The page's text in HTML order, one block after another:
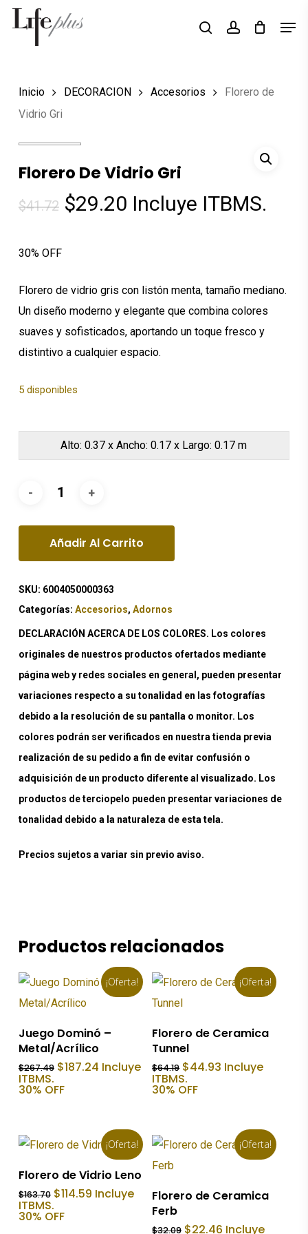
Skip
Búsqueda
productos
searchaccount
Inicio DECORACION Accesorios
Florero de
Vidrio Gri
Florero De Vidrio Gri
$41.72 El
$41.72.
$29.20El
$29.20.
Incluye ITBMS.
30% OFF
Florero de vidrio gris con listón menta, tamaño mediano.
Un diseño moderno y elegante que combina colores
suaves y sofisticados, aportando un toque fresco y
distintivo a cualquier espacio.
5 disponibles
Alto: 0.37 x Ancho: 0.17 x Largo: 0.17 m
Añadir Al Carrito
SKU: 6004050000363
Categorías: Accesorios, Adornos
DECLARACIÓN ACERCA DE LOS COLORES. Los colores
originales de nuestros productos ofertados mediante
página web y redes sociales en general, pueden presentar
variaciones respecto a su tonalidad en las fotografías
debido a la resolución de su pantalla o monitor. Los
colores podrán ser verificados en nuestra tienda previa
realización de su pedido a fin de evitar confusión o
adquisición de un producto diferente al visualizado. Los
productos de terciopelo pueden presentar variaciones de
tonalidad debido a la naturaleza de esta tela.
Precios sujetos a variar sin previo aviso.
Productos relacionados
¡Oferta!
Añadir Al Carrito
Juego Dominó –
Metal/Acrílico
$267.49 El
original
$187.24El
precio
Incluye
ITBMS.
30% OFF
¡Oferta!
Añadir Al Carrito
Florero de Ceramica
Tunnel
$64.19 El
precio
original
$44.93 El
precio
Incluye
ITBMS.
30% OFF
¡Oferta!
Añadir Al Carrito
Florero de Vidrio Leno
$163.70 El
precio
original
$114.59El
precio
Incluye
ITBMS.
30% OFF
¡Oferta!
Añadir Al Carrito
Florero de Ceramica
Ferb
$32.09 El
$22.46 El
Incluye